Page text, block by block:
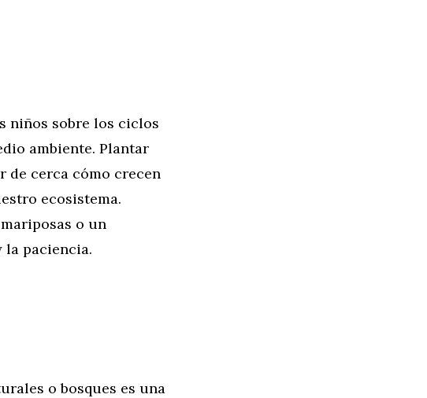
niños sobre los ciclos
ambiente. Plantar
de cerca cómo crecen
ecosistema.
o un
la paciencia.
o bosques es una